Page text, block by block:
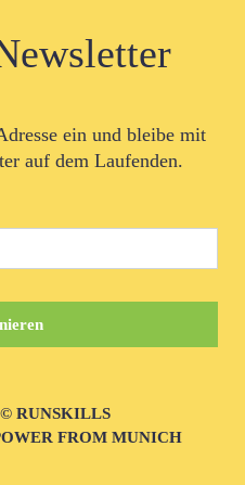
ein und bleibe mit
auf dem Laufenden.
RUNSKILLS
FROM MUNICH